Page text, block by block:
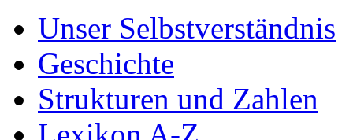
Unser Selbstverständnis
Geschichte
Strukturen und Zahlen